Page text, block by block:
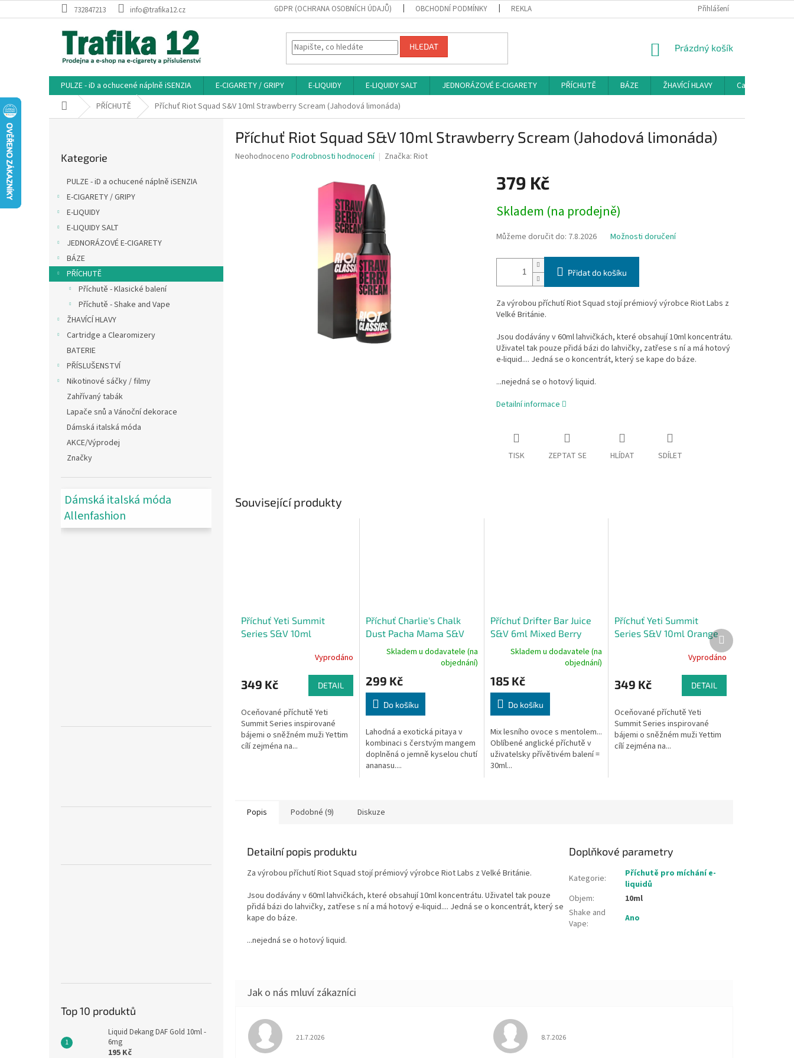
na
732847213 info@trafika12.cz GDPR (OCHRANA OSOBNÍCH ÚDAJŮ) OBCHODNÍ PODMÍNKY REKLAMAČNÍ ŘÁD HODNOCENÍ OBCHODU
Přihlášení
HLEDAT
NÁKUPNÍ
Prázdný košík
PULZE - iD a ochucené náplně iSENZIA E-CIGARETY / GRIPY E-LIQUIDY E-LIQUIDY SALT JEDNORÁZOVÉ E-CIGARETY PŘÍCHUTĚ BÁZE ŽHAVÍCÍ HLAVY
Cartridge a
Domů PŘÍCHUTĚ Příchuť Riot Squad S&V 10ml Strawberry Scream (Jahodová limonáda)
n
e
kategorie
Kategorie
PULZE - iD a ochucené náplně iSENZIA
E-CIGARETY / GRIPY
E-LIQUIDY
E-LIQUIDY SALT
JEDNORÁZOVÉ E-CIGARETY
BÁZE
PŘÍCHUTĚ
Příchutě - Klasické balení
Příchutě - Shake and Vape
ŽHAVÍCÍ HLAVY
Cartridge a Clearomizery
BATERIE
PŘÍSLUŠENSTVÍ
Nikotinové sáčky / filmy
Zahřívaný tabák
Lapače snů a Vánoční dekorace
Dámská italská móda
AKCE/Výprodej
Značky
Dámská italská móda
Allenfashion
Top 10 produktů
Liquid Dekang DAF Gold 10ml -
6mg
195 Kč
Příchuť Riot Squad S&V 10ml Strawberry Scream (Jahodová limonáda)
Průměrné
Neohodnoceno Podrobnosti hodnocení Značka: Riot
379 Kč
cena:
Skladem (na prodejně)
Můžeme doručit do: 7.8.2026 Možnosti doručení
Přidat do košíku
Za výrobou příchutí Riot Squad stojí prémiový výrobce Riot Labs z
Velké Británie.
Jsou dodávány v 60ml lahvičkách, které obsahují 10ml koncentrátu.
Uživatel tak pouze přidá bázi do lahvičky, zatřese s ní a má hotový
e-liquid.... Jedná se o koncentrát, který se kape do báze.
...nejedná se o hotový liquid.
Detailní informace
TISK ZEPTAT SE HLÍDAT SDÍLET
Související produkty
Příchuť Yeti Summit
Series S&V 10ml
Raspberry Ice (Ledová
jahoda, třešeň a malina)
Vyprodáno
349 Kč DETAIL
Oceňované příchutě Yeti
Summit Series inspirované
bájemi o sněžném muži Yettim
cílí zejména na...
Příchuť Charlie's Chalk
Dust Pacha Mama S&V
10ml Mango, Pitaya,
Skladem u dodavatele (na
objednání)
299 Kč
Do košíku
Lahodná a exotická pitaya v
kombinaci s čerstvým mangem
doplněná o jemně kyselou chutí
ananasu....
Příchuť Drifter Bar Juice
S&V 6ml Mixed Berry
MentholSkladem u dodavatele (na
objednání)
185 Kč
Do košíku
Mix lesního ovoce s mentolem...
Oblíbené anglické příchutě v
uživatelsky přívětivém balení =
30ml...
Příchuť Yeti Summit
Series S&V 10ml Orange
pomeranč a mango)Vyprodáno
349 Kč DETAIL
Oceňované příchutě Yeti
Summit Series inspirované
bájemi o sněžném muži Yettim
cílí zejména na...
Další
produkt
Popis Podobné (9) Diskuze
Detailní popis produktu
Za výrobou příchutí Riot Squad stojí prémiový výrobce Riot Labs z Velké Británie.
Jsou dodávány v 60ml lahvičkách, které obsahují 10ml koncentrátu. Uživatel tak pouze
přidá bázi do lahvičky, zatřese s ní a má hotový e-liquid.... Jedná se o koncentrát, který se
kape do báze.
...nejedná se o hotový liquid.
Doplňkové parametry
Kategorie:
Příchutě pro míchání e-
liquidů
Objem:
10ml
Shake and
Vape: Ano
Hodnocení obchodu je 5 z 5 hvězdiček.
21.7.2026 Hodnocení obchodu je 5 z 5 hvězdiček.
8.7.2026